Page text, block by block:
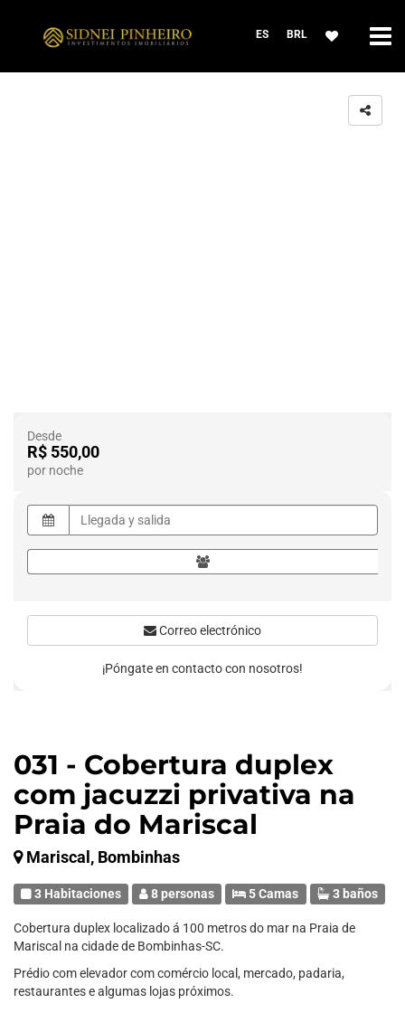
ES BRL
031 - Cobertura duplex
com jacuzzi privativa na
Praia do Mariscal
Mariscal, Bombinhas
3 Habitaciones 8 personas 5 Camas 3 baños
Cobertura duplex localizado á 100 metros do mar na Praia de
Mariscal na cidade de Bombinhas-SC.
Prédio com elevador com comércio local, mercado, padaria,
restaurantes e algumas lojas próximos.
Desde
R$ 550,00
por noche
Correo electrónico
¡Póngate en contacto con nosotros!